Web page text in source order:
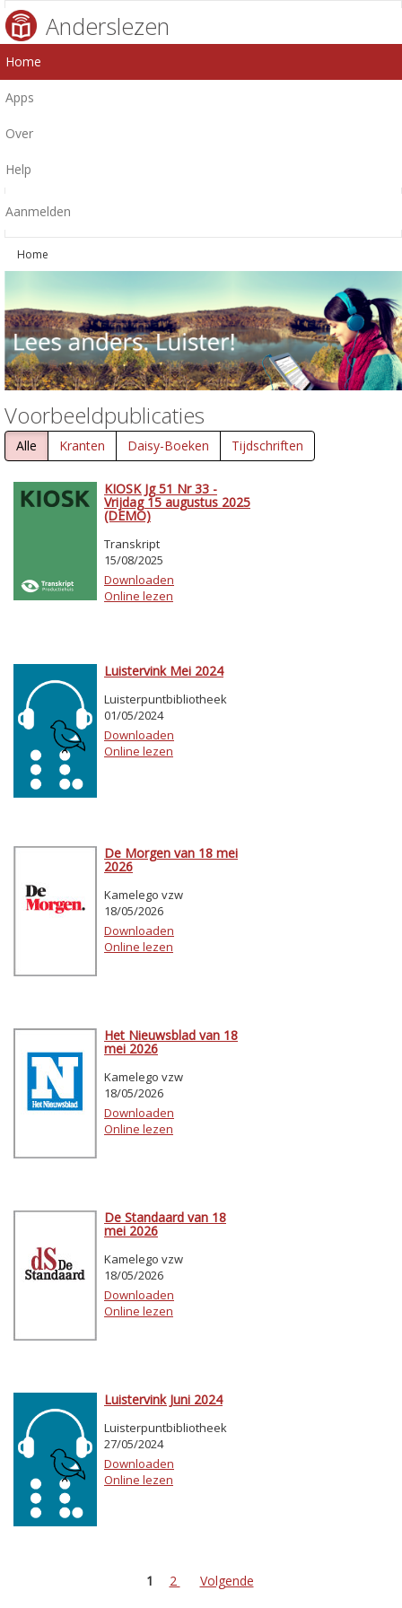
Anderslezen
Home
Apps
Over
Help
Aanmelden
Home
Voorbeeldpublicaties
Alle Kranten Daisy-Boeken Tijdschriften
KIOSK Jg 51 Nr 33 -
Vrijdag 15 augustus 2025
(DEMO)
Transkript
15/08/2025
Downloaden
Online lezen
Luistervink Mei 2024
Luisterpuntbibliotheek
01/05/2024
Downloaden
Online lezen
De Morgen van 18 mei
2026
Kamelego vzw
18/05/2026
Downloaden
Online lezen
Het Nieuwsblad van 18
mei 2026
Kamelego vzw
18/05/2026
Downloaden
Online lezen
De Standaard van 18
mei 2026
Kamelego vzw
18/05/2026
Downloaden
Online lezen
Luistervink Juni 2024
Luisterpuntbibliotheek
27/05/2024
Downloaden
Online lezen
1 2 Volgende